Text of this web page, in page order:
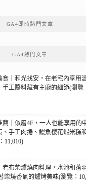
GA4即時熱門文章
GA4熱門文章
食｜和光找安，在老宅內享用
手工醬料藏有主廚的細節(瀏覽
薦｜似層4F，一人也能享用的
、手工肉捲、鰻魚櫻花蝦米糕
11,010)
老布柴爐燒肉料理，水池和落
柴燒香氣的爐烤美味(瀏覽：